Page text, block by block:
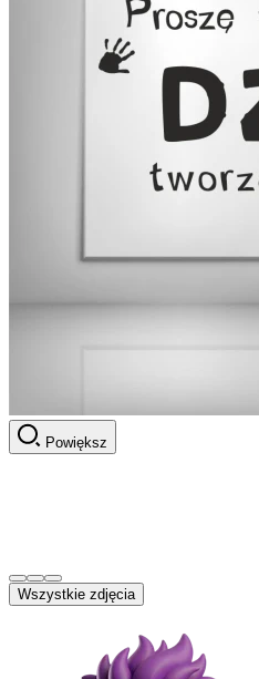
Powiększ
Wszystkie zdjęcia